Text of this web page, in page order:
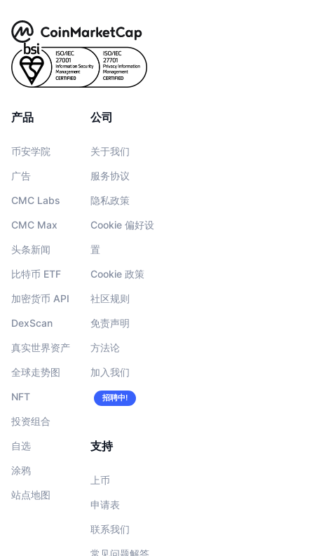
产品
币安学院
广告
CMC Labs
CMC Max
头条新闻
比特币 ETF
加密货币 API
DexScan
真实世界资产
全球走势图
NFT
投资组合
自选
涂鸦
站点地图
公司
关于我们
服务协议
隐私政策
Cookie 偏好设
置
Cookie 政策
社区规则
免责声明
方法论
加入我们
招聘中!
支持
上币
申请表
联系我们